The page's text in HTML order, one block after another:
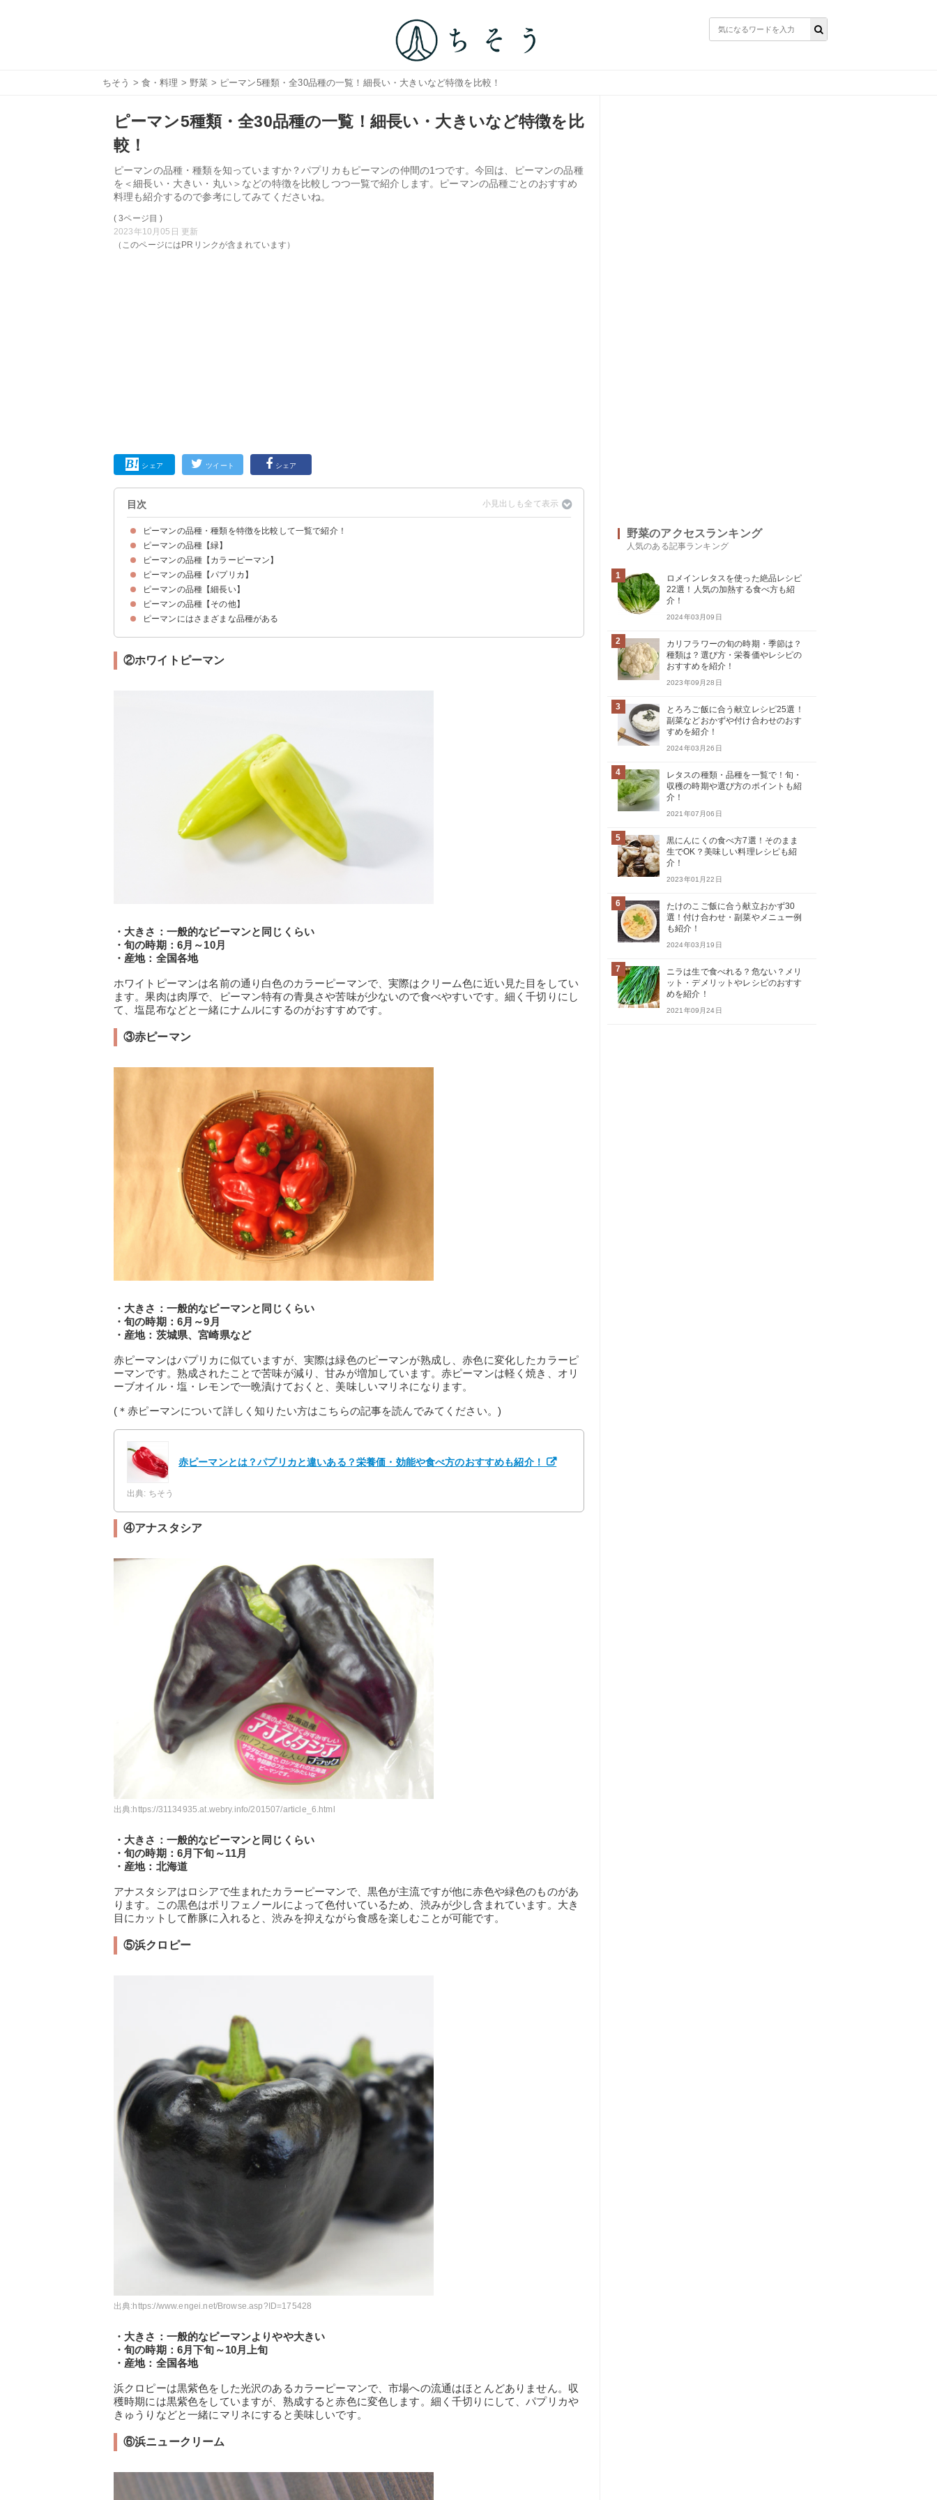
ちそう > 食・料理 > 野菜 > ピーマン5種類・全30品種の一覧！細長い・大きいなど特徴を比較！
ピーマン5種類・全30品種の一覧！細長い・大きいなど特徴を比
較！
ピーマンの品種・種類を知っていますか？パプリカもピーマンの仲間の1つです。今回は、ピーマンの品種
を＜細長い・大きい・丸い＞などの特徴を比較しつつ一覧で紹介します。ピーマンの品種ごとのおすすめ
料理も紹介するので参考にしてみてくださいね。
( 3ページ目 )
2023年10月05日 更新
（このページにはPRリンクが含まれています）
シェア ツイート シェア
目次
ピーマンの品種・種類を特徴を比較して一覧で紹介！
ピーマンの品種【緑】
①さらら
②京波
③京みどり
④エース
⑤京まつり
⑥カリフォルニアワンダー
⑦京ひかり
⑧ジャンボピーマン
⑨ちぐさ
⑩伊勢ピーマン
ピーマンの品種【カラーピーマン】
①サラダピーマン
②ホワイトピーマン
③赤ピーマン
④アナスタシア
⑤浜クロピー
⑥浜ニュークリーム
ピーマンの品種【パプリカ】
①マラネロ
②マベラ
③アルテガ
④ジアルテ
⑤ボリダーノ
⑥カイテ
⑦オーバレイ
ピーマンの品種【細長い】
①シシトウガラシ
②万願寺トウガラシ
③伏見甘長トウガラシ
④ヒモトウガラシ
ピーマンの品種【その他】
①こどもピーマン
②バナナピーマン
③フルーツピーマン
ピーマンにはさまざまな品種がある
②ホワイトピーマン
・大きさ：一般的なピーマンと同じくらい
・旬の時期：6月～10月
・産地：全国各地
ホワイトピーマンは名前の通り白色のカラーピーマンで、実際はクリーム色に近い見た目をしてい
ます。果肉は肉厚で、ピーマン特有の青臭さや苦味が少ないので食べやすいです。細く千切りにし
て、塩昆布などと一緒にナムルにするのがおすすめです。
③赤ピーマン
・大きさ：一般的なピーマンと同じくらい
・旬の時期：6月～9月
・産地：茨城県、宮崎県など
赤ピーマンはパプリカに似ていますが、実際は緑色のピーマンが熟成し、赤色に変化したカラーピ
ーマンです。熟成されたことで苦味が減り、甘みが増加しています。赤ピーマンは軽く焼き、オリ
ーブオイル・塩・レモンで一晩漬けておくと、美味しいマリネになります。
(＊赤ピーマンについて詳しく知りたい方はこちらの記事を読んでみてください。)
赤ピーマンとは？パプリカと違いある？栄養価・効能や食べ方のおすすめも紹介！
出典: ちそう
④アナスタシア
出典:https://31134935.at.webry.info/201507/article_6.html
・大きさ：一般的なピーマンと同じくらい
・旬の時期：6月下旬～11月
・産地：北海道
アナスタシアはロシアで生まれたカラーピーマンで、黒色が主流ですが他に赤色や緑色のものがあ
ります。この黒色はポリフェノールによって色付いているため、渋みが少し含まれています。大き
目にカットして酢豚に入れると、渋みを抑えながら食感を楽しむことが可能です。
⑤浜クロピー
出典:https://www.engei.net/Browse.asp?ID=175428
・大きさ：一般的なピーマンよりやや大きい
・旬の時期：6月下旬～10月上旬
・産地：全国各地
浜クロピーは黒紫色をした光沢のあるカラーピーマンで、市場への流通はほとんどありません。収
穫時期には黒紫色をしていますが、熟成すると赤色に変色します。細く千切りにして、パプリカや
きゅうりなどと一緒にマリネにすると美味しいです。
⑥浜ニュークリーム
野菜のアクセスランキング
人気のある記事ランキング
1
ロメインレタスを使った絶品レシピ
22選！人気の加熱する食べ方も紹
介！
2024年03月09日
2
カリフラワーの旬の時期・季節は？
種類は？選び方・栄養価やレシピの
おすすめを紹介！
2023年09月28日
3
とろろご飯に合う献立レシピ25選！
副菜などおかずや付け合わせのおす
すめを紹介！
2024年03月26日
4
レタスの種類・品種を一覧で！旬・
収穫の時期や選び方のポイントも紹
介！
2021年07月06日
5
黒にんにくの食べ方7選！そのまま
生でOK？美味しい料理レシピも紹
介！
2023年01月22日
6
たけのこご飯に合う献立おかず30
選！付け合わせ・副菜やメニュー例
も紹介！
2024年03月19日
7
ニラは生で食べれる？危ない？メリ
ット・デメリットやレシピのおすす
めを紹介！
2021年09月24日